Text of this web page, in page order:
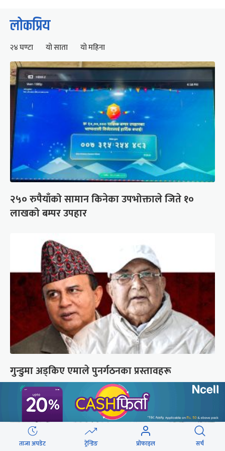
लोकप्रिय
२४ घण्टा यो साता यो महिना
२५० रुपैयाँको सामान किनेका उपभोक्ताले जिते १०
लाखको बम्पर उपहार
गुन्डुमा अड्किए एमाले पुनर्गठनका प्रस्तावहरू
ताजा अपडेट ट्रेन्डिङ प्रोफाइल सर्च